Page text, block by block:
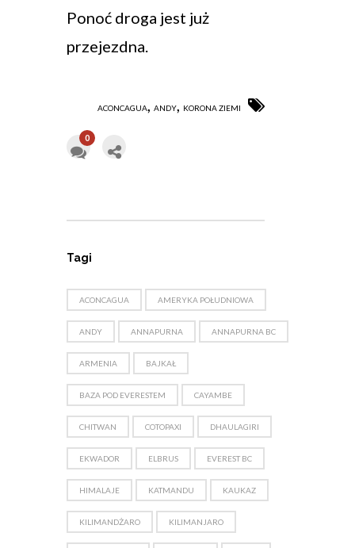
Ponoć droga jest już
przejezdna.
ACONCAGUA, ANDY, KORONA ZIEMI
0
Tagi
ACONCAGUA AMERYKA POŁUDNIOWA
ANDY ANNAPURNA ANNAPURNA BC
ARMENIA BAJKAŁ
BAZA POD EVERESTEM CAYAMBE
CHITWAN COTOPAXI DHAULAGIRI
EKWADOR ELBRUS EVEREST BC
HIMALAJE KATMANDU KAUKAZ
KILIMANDŻARO KILIMANJARO